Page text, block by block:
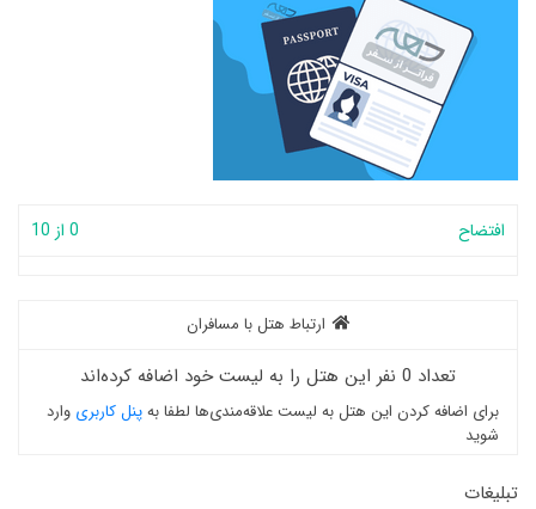
افتضاح 0 از 10
ارتباط هتل با مسافران
تعداد 0 نفر این هتل را به لیست خود اضافه کرده‌اند
برای اضافه کردن این هتل به لیست علاقه‌مندی‌ها لطفا بهپنل کاربری وارد
شوید
تبلیغات